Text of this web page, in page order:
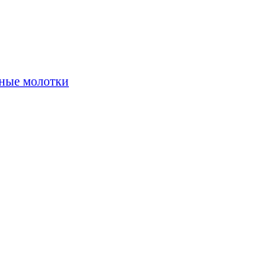
молотки